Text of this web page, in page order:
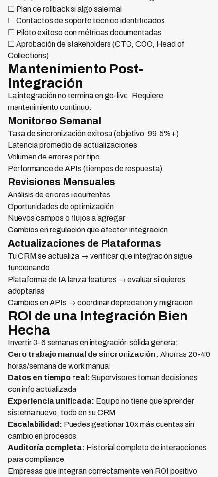
☐ Plan de rollback si algo sale mal
☐ Contactos de soporte técnico identificados
☐ Piloto exitoso con métricas documentadas
☐ Aprobación de stakeholders (CTO, COO, Head of
Collections)
Mantenimiento Post-
Integración
La integración no termina en go-live. Requiere
mantenimiento continuo:
Monitoreo Semanal
Tasa de sincronización exitosa (objetivo: 99.5%+)
Latencia promedio de actualizaciones
Volumen de errores por tipo
Performance de APIs (tiempos de respuesta)
Revisiones Mensuales
Análisis de errores recurrentes
Oportunidades de optimización
Nuevos campos o flujos a agregar
Cambios en regulación que afecten integración
Actualizaciones de Plataformas
Tu CRM se actualiza → verificar que integración sigue
funcionando
Plataforma de IA lanza features → evaluar si quieres
adoptarlas
Cambios en APIs → coordinar deprecation y migración
ROI de una Integración Bien
Hecha
Invertir 3-6 semanas en integración sólida genera:
Cero trabajo manual de sincronización: Ahorras 20-40
horas/semana de work manual
Datos en tiempo real: Supervisores toman decisiones
con info actualizada
Experiencia unificada: Equipo no tiene que aprender
sistema nuevo, todo en su CRM
Escalabilidad: Puedes gestionar 10x más cuentas sin
cambio en procesos
Auditoría completa: Historial completo de interacciones
para compliance
Empresas que integran correctamente ven ROI positivo